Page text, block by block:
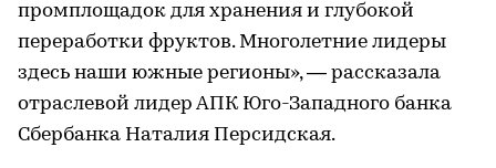
промплощадок для хранения и глубокой
переработки фруктов. Многолетние лидеры
здесь наши южные регионы», — рассказала
отраслевой лидер АПК Юго-Западного банка
Сбербанка Наталия Персидская.